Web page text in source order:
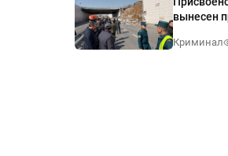
вынесен
Ташкенте
Криминал